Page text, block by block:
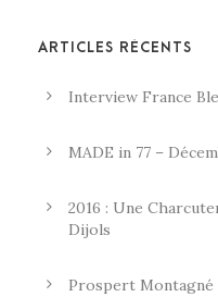
ARTICLES RÉCENTS
Interview France
MADE in 77 –
2016 : Une
Dijols
Prospert Montagné